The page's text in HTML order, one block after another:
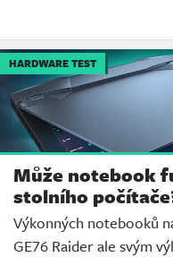
HARDWARE TEST
Může notebook
stolního
Výkonných notebooků
GE76 Raider ale svým